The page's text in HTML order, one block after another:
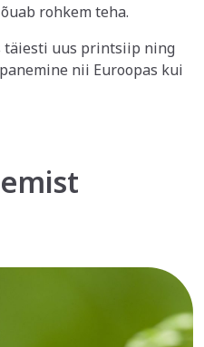
rohkem teha.
täiesti uus printsiip ning
nii Euroopas kui